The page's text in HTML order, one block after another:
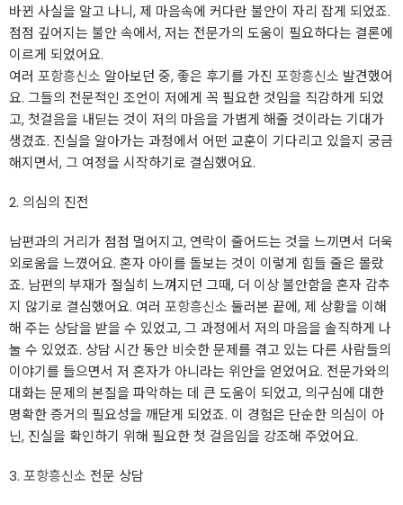
바뀐 사실을 알고 나니, 제 마음속에 커다란 불안이 자리 잡게 되었죠.
점점 깊어지는 불안 속에서, 저는 전문가의 도움이 필요하다는 결론에
이르게 되었어요.
여러 포항흥신소 알아보던 중, 좋은 후기를 가진 포항흥신소 발견했어
요. 그들의 전문적인 조언이 저에게 꼭 필요한 것임을 직감하게 되었
고, 첫걸음을 내딛는 것이 저의 마음을 가볍게 해줄 것이라는 기대가
생겼죠. 진실을 알아가는 과정에서 어떤 교훈이 기다리고 있을지 궁금
해지면서, 그 여정을 시작하기로 결심했어요.
2. 의심의 진전
남편과의 거리가 점점 멀어지고, 연락이 줄어드는 것을 느끼면서 더욱
외로움을 느꼈어요. 혼자 아이를 돌보는 것이 이렇게 힘들 줄은 몰랐
죠. 남편의 부재가 절실히 느껴지던 그때, 더 이상 불안함을 혼자 감추
지 않기로 결심했어요. 여러 포항흥신소 둘러본 끝에, 제 상황을 이해
해 주는 상담을 받을 수 있었고, 그 과정에서 저의 마음을 솔직하게 나
눌 수 있었죠. 상담 시간 동안 비슷한 문제를 겪고 있는 다른 사람들의
이야기를 들으면서 저 혼자가 아니라는 위안을 얻었어요. 전문가와의
대화는 문제의 본질을 파악하는 데 큰 도움이 되었고, 의구심에 대한
명확한 증거의 필요성을 깨닫게 되었죠. 이 경험은 단순한 의심이 아
닌, 진실을 확인하기 위해 필요한 첫 걸음임을 강조해 주었어요.
3. 포항흥신소 전문 상담